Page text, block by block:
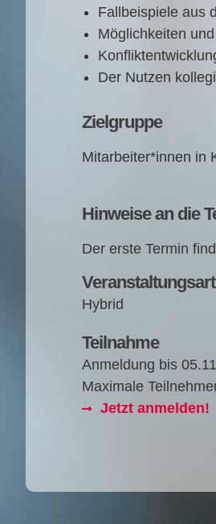
Fall­bei­spie­le aus
Mög­lich­kei­ten
Der Nut­zen
Zielgruppe
Mitarbeiter*innen in
Hinweise an die
Der ers­te Ter­min
Veranstaltungsart
Hybrid
Teilnahme
Anmeldung bis
Maximale
Jetzt anmelden!